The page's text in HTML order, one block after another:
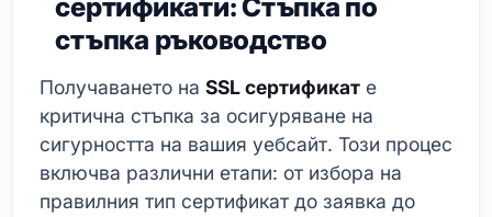
сертификати: Стъпка по
стъпка ръководство
Получаването на SSL сертификат е
критична стъпка за осигуряване на
сигурността на вашия уебсайт. Този процес
включва различни етапи: от избора на
правилния тип сертификат до заявка до